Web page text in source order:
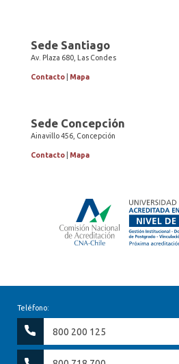
Sede Santiago
Av. Plaza 680, Las Condes
Contacto Mapa
Sede Concepción
Ainavillo 456, Concepción
Contacto Mapa
Teléfono:
800 200 125